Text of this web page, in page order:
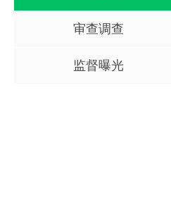
审查调查
监督曝光